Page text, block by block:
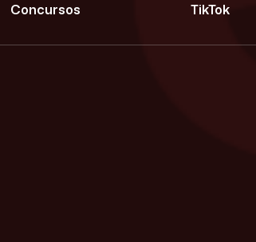
Concursos
TikTok